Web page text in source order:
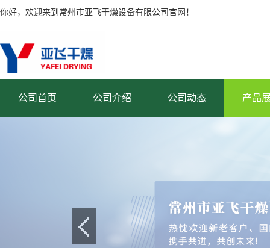
你好，欢迎来到常州市亚飞干燥设备有限公司官网！
公司首页 公司介绍 公司动态 产品